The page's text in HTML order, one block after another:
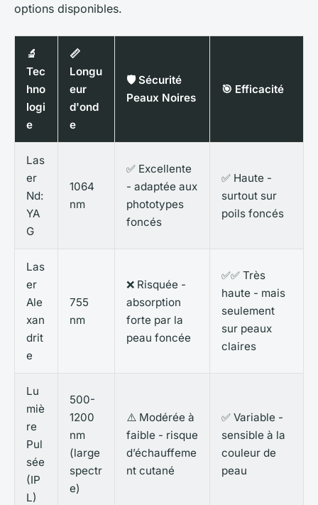
options disponibles.
🔬
Tec
hno
logi
e
📏
Longu
eur
d'ond
e
🛡️ Sécurité
Peaux Noires
🎯 Efficacité
Las
er
Nd:
YA
G
1064
nm
✅ Excellente
- adaptée aux
phototypes
foncés
✅ Haute -
surtout sur
poils foncés
Las
er
Ale
xan
drit
e
755
nm
❌ Risquée -
absorption
forte par la
peau foncée
✅✅ Très
haute - mais
seulement
sur peaux
claires
Lu
miè
re
Pul
sée
(IP
L)
500-
1200
nm
(large
spectr
e)
⚠️ Modérée à
faible - risque
d’échauffeme
nt cutané
✅ Variable -
sensible à la
couleur de
peau